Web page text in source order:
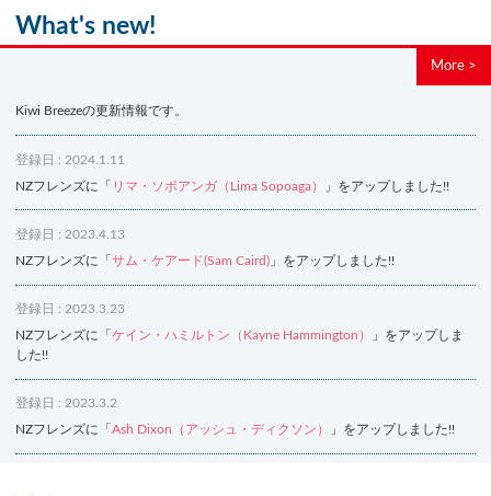
What's new!
More >
Kiwi Breezeの更新情報です。
登録日 : 2024.1.11
NZフレンズに「 リマ・ソポアンガ（Lima Sopoaga） 」をアップしました!!
登録日 : 2023.4.13
NZフレンズに「 サム・ケアード(Sam Caird) 」をアップしました!!
登録日 : 2023.3.23
NZフレンズに「 ケイン・ハミルトン（Kayne Hammington）
」をアップしま
した!!
登録日 : 2023.3.2
NZフレンズに「 Ash Dixon（アッシュ・ディクソン） 」をアップしました!!